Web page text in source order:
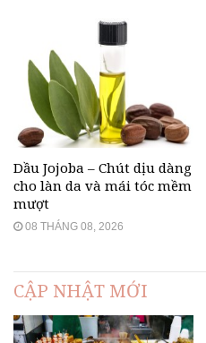
Dầu Jojoba – Chút dịu dàng
cho làn da và mái tóc mềm
mượt
08 THÁNG 08, 2026
CẬP NHẬT MỚI